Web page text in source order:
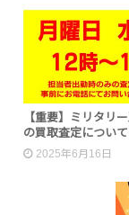
【重要】ミリタリ
の買取査定につい
2025年6月16日